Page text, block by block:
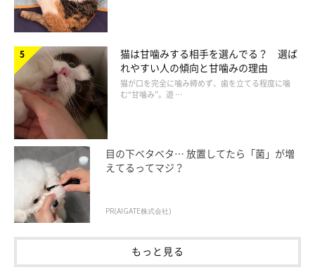
猫は甘噛みする相手を選んでる？ 選ば
れやすい人の傾向と甘噛みの理由
猫が口を完全に噛み締めず、歯を立てる程度に噛
む“甘噛み”。遊 …
目の下ベタベタ… 放置してたら「菌」が増
えてるってマジ？
PR(AIGATE株式会社)
もっと見る